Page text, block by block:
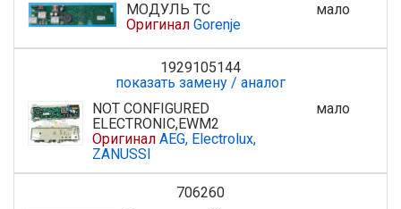
МОДУЛЬ TC
Оригинал Gorenje
мало
1929105144
показать замену / аналог
NOT CONFIGURED
ELECTRONIC,EWM2
Оригинал AEG, Electrolux,
ZANUSSI
мало
706260